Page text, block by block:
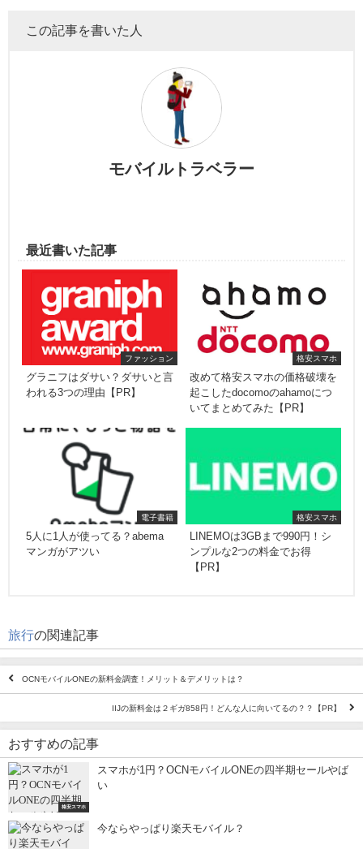
この記事を書いた人
モバイルトラベラー
最近書いた記事
ファッション
グラニフはダサい？ダサいと言
われる3つの理由【PR】
格安スマホ
改めて格安スマホの価格破壊を
起こしたdocomoのahamoにつ
いてまとめてみた【PR】
電子書籍
5人に1人が使ってる？abema
マンガがアツい
格安スマホ
LINEMOは3GBまで990円！シ
ンプルな2つの料金でお得
【PR】
旅行の関連記事
OCNモバイルONEの新料金調査！メリット＆デメリットは？
IIJの新料金は２ギガ858円！どんな人に向いてるの？？【PR】
おすすめの記事
格安スマホ
スマホが1円？OCNモバイルONEの四半期セールやば
い
今ならやっぱり楽天モバイル？